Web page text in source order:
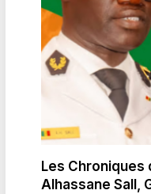
Les Chroniques
Alhassane Sall,